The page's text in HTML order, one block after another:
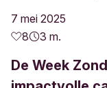
7 mei 2025
8
3 m.
De Week